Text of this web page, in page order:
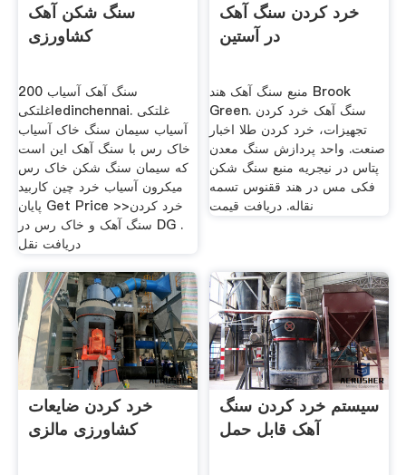
سنگ شکن آهک
کشاورزی
200 سنگ آهک آسیاب
غلتکیledinchennai. غلتکی
آسیاب سیمان سنگ خاک آسیاب
خاک رس با سنگ آهک این است
که سیمان سنگ شکن خاک رس
میکرون آسیاب خرد چین کاربید
پایان Get Price >>خرد کردن
سنگ آهک و خاک رس در DG .
دریافت نقل
خرد کردن سنگ آهک
در آستین
منبع سنگ آهک هند Brook
Green. سنگ آهک خرد کردن
تجهیزات، خرد کردن طلا اخبار
صنعت. واحد پردازش سنگ معدن
پتاس در نیجریه منبع سنگ شکن
فکی مس در هند ققنوس تسمه
نقاله. دریافت قیمت
خرد کردن ضایعات
کشاورزی مالزی
سیستم خرد کردن سنگ
آهک قابل حمل